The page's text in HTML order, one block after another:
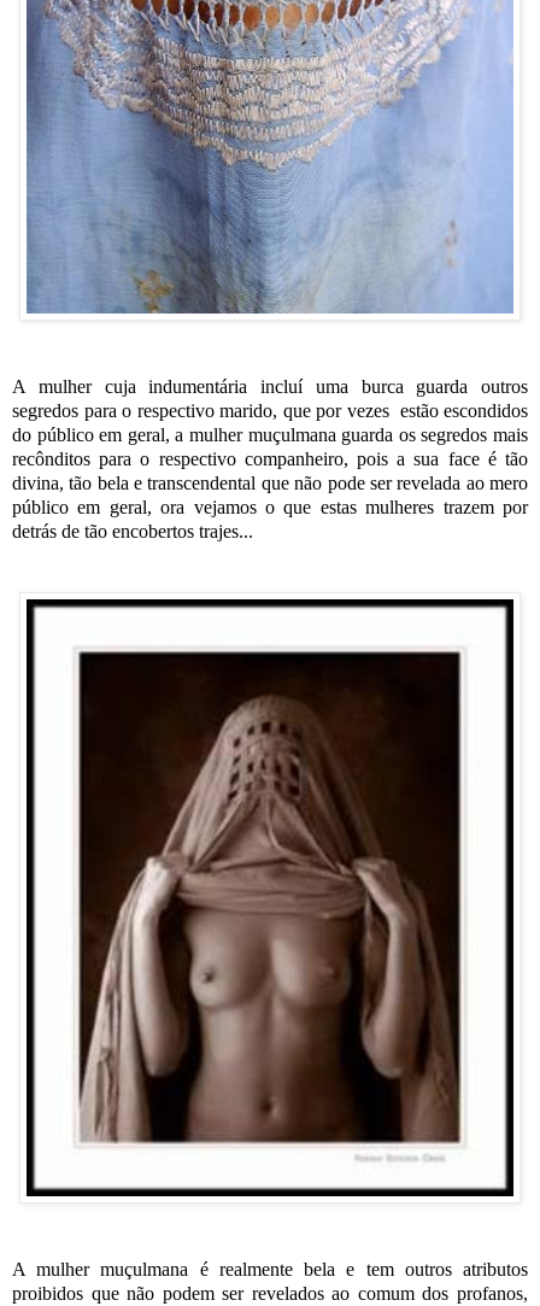
A mulher cuja indumentária incluí uma burca guarda outros
segredos para o respectivo marido, que por vezes estão escondidos
do público em geral, a mulher muçulmana guarda os segredos mais
recônditos para o respectivo companheiro, pois a sua face é tão
divina, tão bela e transcendental que não pode ser revelada ao mero
público em geral, ora vejamos o que estas mulheres trazem por
detrás de tão encobertos trajes...
A mulher muçulmana é realmente bela e tem outros atributos
proibidos que não podem ser revelados ao comum dos profanos,